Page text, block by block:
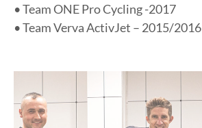
• Team ONE Pro Cycling -2017
• Team Verva ActivJet – 2015/2016